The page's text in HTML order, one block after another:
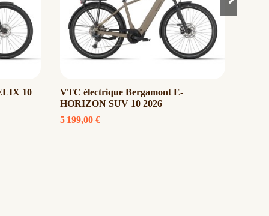
10
VTC électrique Bergamont E-
HORIZON SUV 10 2026
5 199,00 €